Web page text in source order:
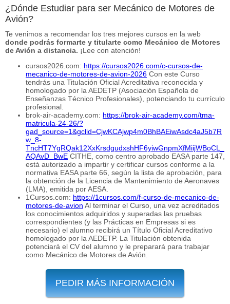
¿Dónde Estudiar para ser Mecánico de Motores de
Avión?
Te venimos a recomendar los tres mejores cursos en la web
donde podrás formarte y titularte como Mecánico de Motores
de Avión a distancia. ¡Lee con atención!
cursos2026.com: https://cursos2026.com/c-cursos-de-
mecanico-de-motores-de-avion-2026 Con este Curso
tendrás una Titulación Oficial Acreditativa reconocida y
homologado por la AEDETP (Asociación Española de
Enseñanzas Técnico Profesionales), potenciando tu currículo
profesional.
brok-air-academy.com: https://brok-air-academy.com/tma-
matricula-24-26/?
gad_source=1&gclid=CjwKCAjwp4m0BhBAEiwAsdc4aJ5b7R
w_8-
TncHT7YgRQak12XxKrsdgudxshHF6yiwGnpmXfMiijWBoCL_
AQAvD_BwE CITHE, como centro aprobado EASA parte 147,
está autorizado a impartir y certificar cursos conforme a la
normativa EASA parte 66, según la lista de aprobación, para
la obtención de la Licencia de Mantenimiento de Aeronaves
(LMA), emitida por AESA.
1Cursos.com: https://1cursos.com/f-curso-de-mecanico-de-
motores-de-avion Al terminar el Curso, una vez acreditados
los conocimientos adquiridos y superadas las pruebas
correspondientes (y las Prácticas en Empresas si es
necesario) el alumno recibirá un Título Oficial Acreditativo
homologado por la AEDETP. La Titulación obtenida
potenciará el CV del alumno y le preparará para trabajar
como Mecánico de Motores de Avión.
PEDIR MÁS INFORMACIÓN